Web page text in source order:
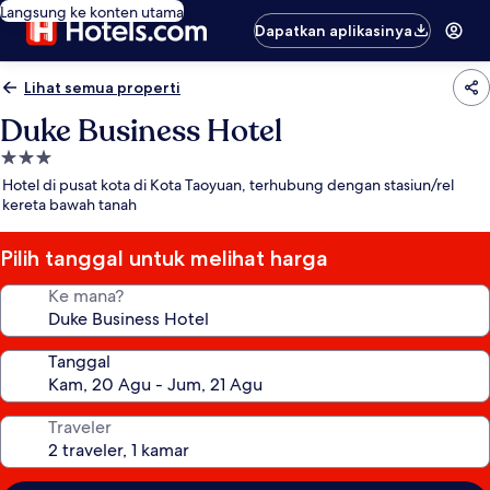
Langsung ke konten utama
Dapatkan aplikasinya
Lihat semua properti
Duke Business Hotel
Properti
bintang
3.0
Hotel di pusat kota di Kota Taoyuan, terhubung dengan stasiun/rel
kereta bawah tanah
Pilih tanggal untuk melihat harga
Ke mana?
Tanggal
Traveler